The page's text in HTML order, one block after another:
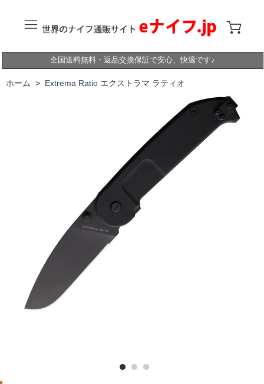
全国送料無料・返品交換保証で安心、快適です♪
ホーム > Extrema Ratio エクストラマ ラティオ